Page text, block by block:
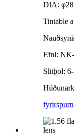
DIA:
Tintable
Efni:
Slitþol:
fyrirspurn